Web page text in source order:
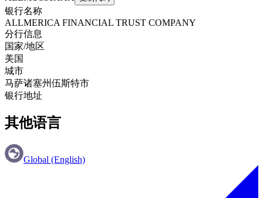
银行名称
ALLMERICA FINANCIAL TRUST COMPANY
分行信息
国家/地区
美国
城市
马萨诸塞州伍斯特市
银行地址
其他语言
Global (English)